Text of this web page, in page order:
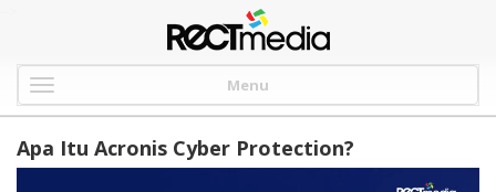
Menu
Apa Itu Acronis Cyber Protection?